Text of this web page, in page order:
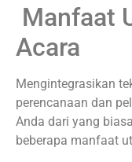
Manfaat
Acara
Mengintegrasikan
perencanaan dan
Anda dari yang
beberapa manfaat